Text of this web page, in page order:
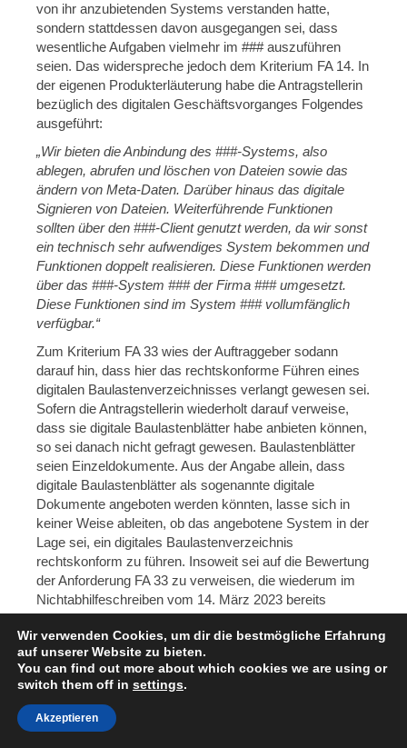
von ihr anzubietenden Systems verstanden hatte,
sondern stattdessen davon ausgegangen sei, dass
wesentliche Aufgaben vielmehr im ### auszuführen
seien. Das widerspreche jedoch dem Kriterium FA 14. In
der eigenen Produkterläuterung habe die Antragstellerin
bezüglich des digitalen Geschäftsvorganges Folgendes
ausgeführt:
„Wir bieten die Anbindung des ###-Systems, also
ablegen, abrufen und löschen von Dateien sowie das
ändern von Meta-Daten. Darüber hinaus das digitale
Signieren von Dateien. Weiterführende Funktionen
sollten über den ###-Client genutzt werden, da wir sonst
ein technisch sehr aufwendiges System bekommen und
Funktionen doppelt realisieren. Diese Funktionen werden
über das ###-System ### der Firma ### umgesetzt.
Diese Funktionen sind im System ### vollumfänglich
verfügbar.“
Zum Kriterium FA 33 wies der Auftraggeber sodann
darauf hin, dass hier das rechtskonforme Führen eines
digitalen Baulastenverzeichnisses verlangt gewesen sei.
Sofern die Antragstellerin wiederholt darauf verweise,
dass sie digitale Baulastenblätter habe anbieten können,
so sei danach nicht gefragt gewesen. Baulastenblätter
seien Einzeldokumente. Aus der Angabe allein, dass
digitale Baulastenblätter als sogenannte digitale
Dokumente angeboten werden könnten, lasse sich in
keiner Weise ableiten, ob das angebotene System in der
Lage sei, ein digitales Baulastenverzeichnis
rechtskonform zu führen. Insoweit sei auf die Bewertung
der Anforderung FA 33 zu verweisen, die wiederum im
Nichtabhilfeschreiben vom 14. März 2023 bereits
detailliert erläutert worden sei.
Die Anforderung FA 34 definiere, dass das Kernsystem
über manuelle und automatisierte Möglichkeiten
verfügen müsse, die Bearbeitungszeiten eines Falls
einer Verwaltungsleistung zu erfassen und übersichtlich
visuell darzustellen.
Wir verwenden Cookies, um dir die bestmögliche Erfahrung
auf unserer Website zu bieten.
You can find out more about which cookies we are using or
switch them off in settings.
Akzeptieren